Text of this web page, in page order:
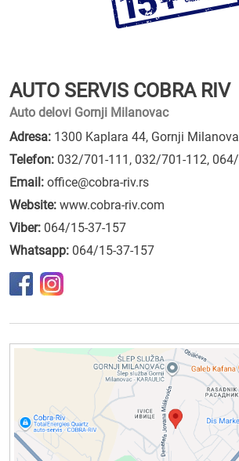
AUTO SERVIS COBRA RIV
Auto delovi Gornji Milanovac
Adresa: 1300 Kaplara 44, Gornji
Telefon: 032/701-111 , 032/701-112,
Email: office@cobra-riv.rs
Website: www.cobra-riv.com
Viber: 064/15-37-157
Whatsapp: 064/15-37-157